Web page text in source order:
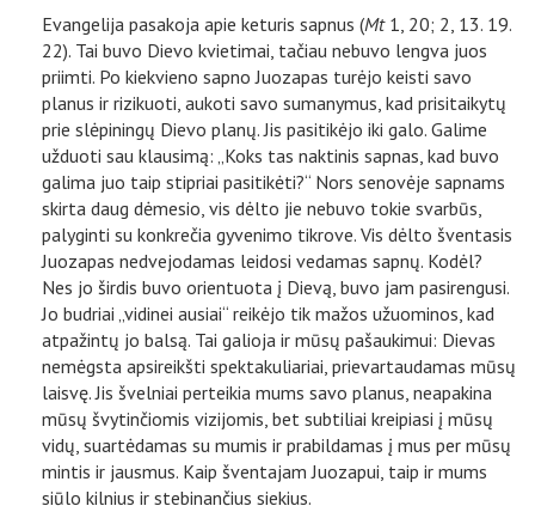
Evangelija pasakoja apie keturis sapnus (Mt1, 20; 2, 13. 19.
22). Tai buvo Dievo kvietimai, tačiau nebuvo lengva juos
priimti. Po kiekvieno sapno Juozapas turėjo keisti savo
planus ir rizikuoti, aukoti savo sumanymus, kad prisitaikytų
prie slėpiningų Dievo planų. Jis pasitikėjo iki galo. Galime
užduoti sau klausimą: „Koks tas naktinis sapnas, kad buvo
galima juo taip stipriai pasitikėti?“ Nors senovėje sapnams
skirta daug dėmesio, vis dėlto jie nebuvo tokie svarbūs,
palyginti su konkrečia gyvenimo tikrove. Vis dėlto šventasis
Juozapas nedvejodamas leidosi vedamas sapnų. Kodėl?
Nes jo širdis buvo orientuota į Dievą, buvo jam pasirengusi.
Jo budriai „vidinei ausiai“ reikėjo tik mažos užuominos, kad
atpažintų jo balsą. Tai galioja ir mūsų pašaukimui: Dievas
nemėgsta apsireikšti spektakuliariai, prievartaudamas mūsų
laisvę. Jis švelniai perteikia mums savo planus, neapakina
mūsų švytinčiomis vizijomis, bet subtiliai kreipiasi į mūsų
vidų, suartėdamas su mumis ir prabildamas į mus per mūsų
mintis ir jausmus. Kaip šventajam Juozapui, taip ir mums
siūlo kilnius ir stebinančius siekius.